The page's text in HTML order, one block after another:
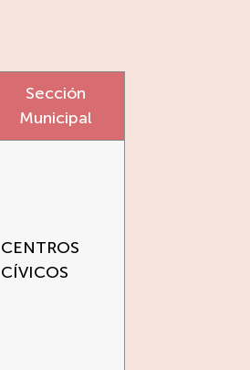
Sección
Municipal
CENTROS
CÍVICOS